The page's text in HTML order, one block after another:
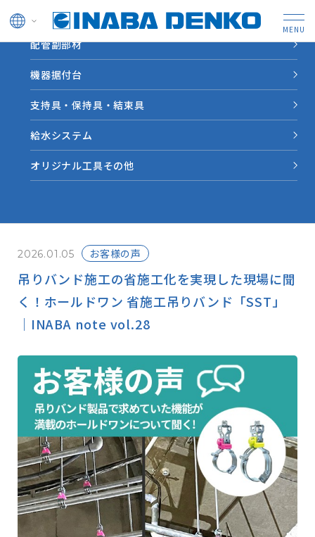
ドレン管
配管副部材
機器据付台
支持具・保持具・結束具
給水システム
オリジナル工具その他
HOME
INABA note
吊りバンド施工の省施工化を実現した現場に聞く！ホールドワ
ン 省施工吊りバンド「SST」｜INABA note vol.28
事例など因幡電工からの情
報をお届けします。
2026.01.05 お客様の声
吊りバンド施工の省施工化を実現した現場に聞
く！ホールドワン 省施工吊りバンド「SST」
｜INABA note vol.28